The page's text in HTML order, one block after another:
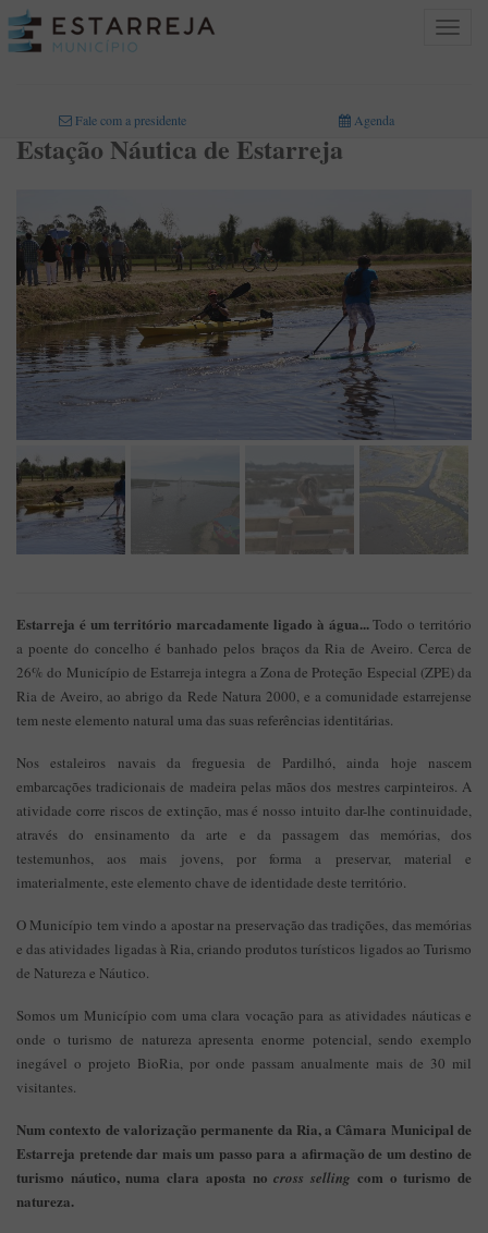
Toggle
Fale com a presidente Agenda
Estação Náutica de Estarreja
Estarreja é um território marcadamente ligado à água...Todo o território
a poente do concelho é banhado pelos braços da Ria de Aveiro. Cerca de
26% do Município de Estarreja integra a Zona de Proteção Especial (ZPE) da
Ria de Aveiro, ao abrigo da Rede Natura 2000, e a comunidade estarrejense
tem neste elemento natural uma das suas referências identitárias.
Nos estaleiros navais da freguesia de Pardilhó, ainda hoje nascem
embarcações tradicionais de madeira pelas mãos dos mestres carpinteiros. A
atividade corre riscos de extinção, mas é nosso intuito dar-lhe continuidade,
através do ensinamento da arte e da passagem das memórias, dos
testemunhos, aos mais jovens, por forma a preservar, material e
imaterialmente, este elemento chave de identidade deste território.
O Município tem vindo a apostar na preservação das tradições, das memórias
e das atividades ligadas à Ria, criando produtos turísticos ligados ao Turismo
de Natureza e Náutico.
Somos um Município com uma clara vocação para as atividades náuticas e
onde o turismo de natureza apresenta enorme potencial, sendo exemplo
inegável o projeto BioRia, por onde passam anualmente mais de 30 mil
visitantes.
Num contexto de valorização permanente da Ria, a Câmara Municipal de
Estarreja pretende dar mais um passo para a afirmação de um destino de
turismo náutico, numa clara aposta nocross selling com o turismo de
natureza.